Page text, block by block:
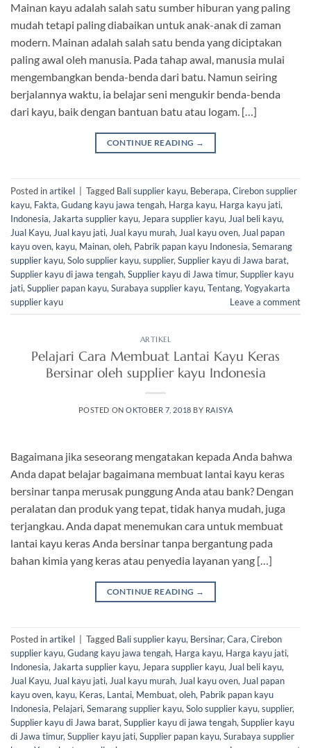
Mainan kayu adalah salah satu sumber hiburan yang paling
mudah tetapi paling diabaikan untuk anak-anak di zaman
modern. Mainan adalah salah satu benda yang diciptakan
paling awal oleh manusia. Pada tahap awal, manusia mulai
mengembangkan benda-benda dari batu. Namun seiring
berjalannya waktu, ia belajar seni mengukir benda-benda
dari kayu, baik dengan bantuan batu atau logam. […]
CONTINUE READING →
Posted inartikel | Tagged Bali supplier kayu, Beberapa, Cirebon supplier
kayu, Fakta, Gudang kayu jawa tengah, Harga kayu, Harga kayu jati,
Indonesia, Jakarta supplier kayu, Jepara supplier kayu, Jual beli kayu,
Jual Kayu, Jual kayu jati, Jual kayu murah, Jual kayu oven, Jual papan
kayu oven, kayu, Mainan, oleh, Pabrik papan kayu Indonesia, Semarang
supplier kayu, Solo supplier kayu, supplier, Supplier kayu di Jawa barat,
Supplier kayu di jawa tengah, Supplier kayu di Jawa timur, Supplier kayu
jati, Supplier papan kayu, Surabaya supplier kayu, Tentang, Yogyakarta
supplier kayu
Leave a comment
ARTIKEL
Pelajari Cara Membuat Lantai Kayu Keras
Bersinar oleh supplier kayu Indonesia
POSTED ONOKTOBER 7, 2018 BY RAISYA
Bagaimana jika seseorang mengatakan kepada Anda bahwa
Anda dapat belajar bagaimana membuat lantai kayu keras
bersinar tanpa merusak punggung Anda atau bank? Dengan
peralatan dan produk yang tepat, tidak hanya mudah, juga
terjangkau. Anda dapat menemukan cara untuk membuat
lantai kayu keras Anda bersinar tanpa bergantung pada
bahan kimia yang keras atau penyedia layanan yang […]
CONTINUE READING →
Posted inartikel Tagged Bali supplier kayu, Bersinar,Cara,Cirebon
supplier kayu,Gudang kayu jawa tengah, Harga kayu, Harga kayu jati,
Indonesia,Jakarta supplier kayu,Jepara supplier kayu,Jual beli kayu,
Jual Kayu,Jual kayu jati,Jual kayu murah,Jual kayu oven,Jual papan
kayu oven, kayu, Keras, Lantai, Membuat,oleh, Pabrik papan kayu
Indonesia, Pelajari,Semarang supplier kayu,Solo supplier kayu,supplier,
Supplier kayu di Jawa barat,Supplier kayu di jawa tengah,Supplier kayu
di Jawa timur,Supplier kayu jati,Supplier papan kayu,Surabaya supplier